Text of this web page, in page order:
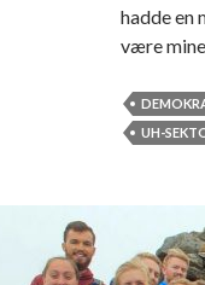
hadde en
være
UH-